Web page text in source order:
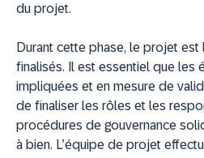
du projet.
Durant cette phase, le projet
finalisés. Il est essentiel que les
impliquées et en mesure de
de finaliser les rôles et les
procédures de gouvernance
à bien. L’équipe de projet